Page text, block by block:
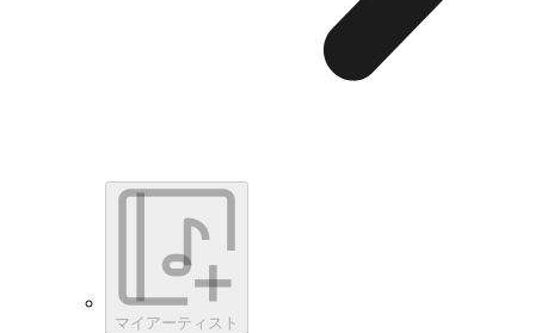
マイアーティスト